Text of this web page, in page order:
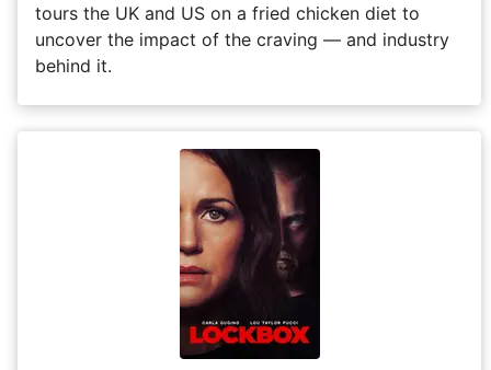
tours the UK and US on a fried chicken diet to
uncover the impact of the craving — and industry
behind it.